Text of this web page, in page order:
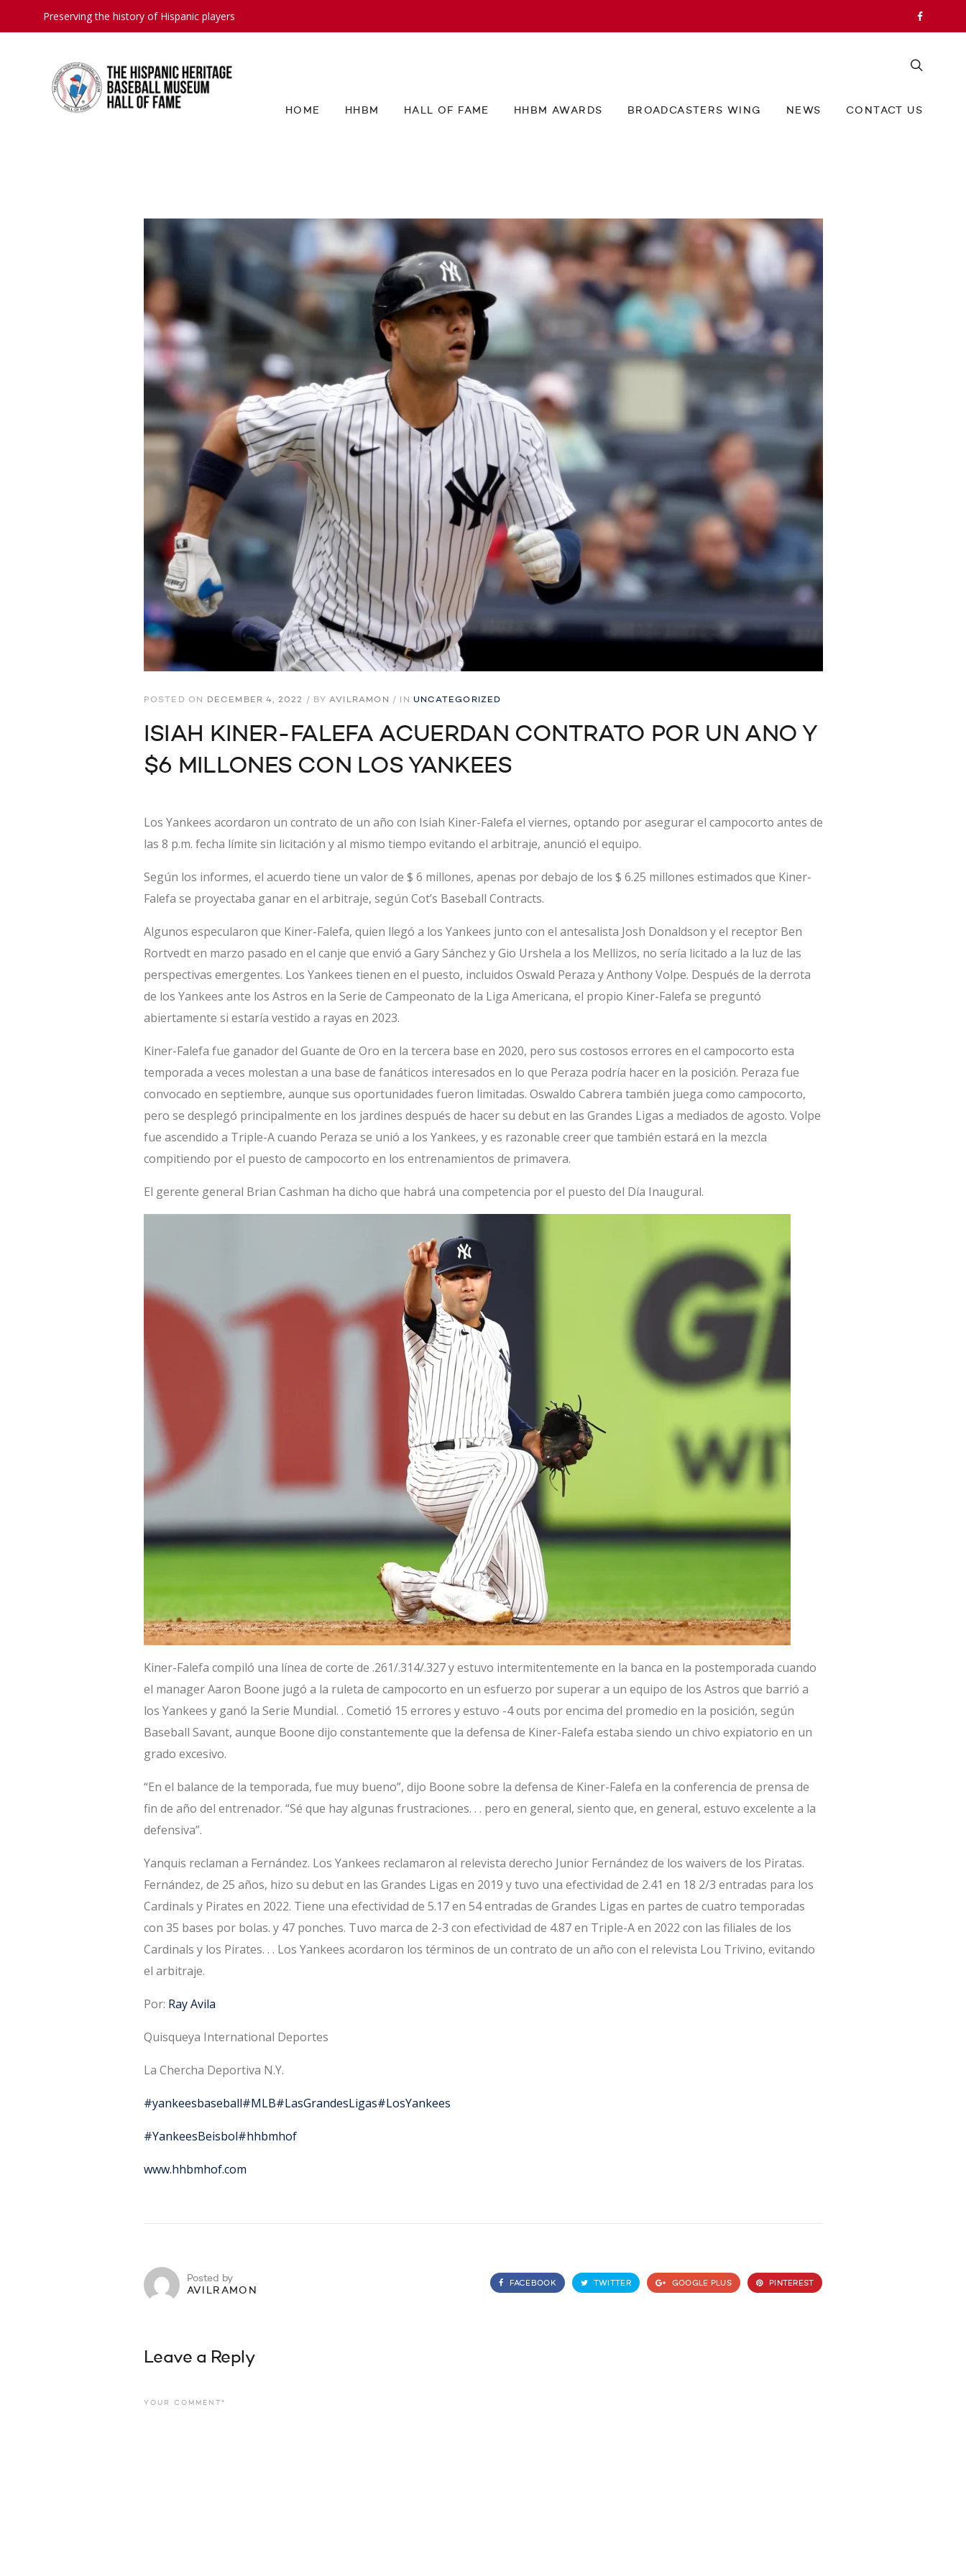
Preserving the history of Hispanic players
HOME HHBM HALL OF FAME HHBM AWARDS BROADCASTERS WING NEWS CONTACT US
POSTED ON DECEMBER 4, 2022 / BY AVILRAMON / IN UNCATEGORIZED
ISIAH KINER-FALEFA ACUERDAN CONTRATO POR UN ANO Y
$6 MILLONES CON LOS YANKEES
Los Yankees acordaron un contrato de un año con Isiah Kiner-Falefa el viernes, optando por asegurar el campocorto antes de
las 8 p.m. fecha límite sin licitación y al mismo tiempo evitando el arbitraje, anunció el equipo.
Según los informes, el acuerdo tiene un valor de $ 6 millones, apenas por debajo de los $ 6.25 millones estimados que Kiner-
Falefa se proyectaba ganar en el arbitraje, según Cot’s Baseball Contracts.
Algunos especularon que Kiner-Falefa, quien llegó a los Yankees junto con el antesalista Josh Donaldson y el receptor Ben
Rortvedt en marzo pasado en el canje que envió a Gary Sánchez y Gio Urshela a los Mellizos, no sería licitado a la luz de las
perspectivas emergentes. Los Yankees tienen en el puesto, incluidos Oswald Peraza y Anthony Volpe. Después de la derrota
de los Yankees ante los Astros en la Serie de Campeonato de la Liga Americana, el propio Kiner-Falefa se preguntó
abiertamente si estaría vestido a rayas en 2023.
Kiner-Falefa fue ganador del Guante de Oro en la tercera base en 2020, pero sus costosos errores en el campocorto esta
temporada a veces molestan a una base de fanáticos interesados en lo que Peraza podría hacer en la posición. Peraza fue
convocado en septiembre, aunque sus oportunidades fueron limitadas. Oswaldo Cabrera también juega como campocorto,
pero se desplegó principalmente en los jardines después de hacer su debut en las Grandes Ligas a mediados de agosto. Volpe
fue ascendido a Triple-A cuando Peraza se unió a los Yankees, y es razonable creer que también estará en la mezcla
compitiendo por el puesto de campocorto en los entrenamientos de primavera.
El gerente general Brian Cashman ha dicho que habrá una competencia por el puesto del Día Inaugural.
Kiner-Falefa compiló una línea de corte de .261/.314/.327 y estuvo intermitentemente en la banca en la postemporada cuando
el manager Aaron Boone jugó a la ruleta de campocorto en un esfuerzo por superar a un equipo de los Astros que barrió a
los Yankees y ganó la Serie Mundial. . Cometió 15 errores y estuvo -4 outs por encima del promedio en la posición, según
Baseball Savant, aunque Boone dijo constantemente que la defensa de Kiner-Falefa estaba siendo un chivo expiatorio en un
grado excesivo.
“En el balance de la temporada, fue muy bueno”, dijo Boone sobre la defensa de Kiner-Falefa en la conferencia de prensa de
fin de año del entrenador. “Sé que hay algunas frustraciones. . . pero en general, siento que, en general, estuvo excelente a la
defensiva”.
Yanquis reclaman a Fernández. Los Yankees reclamaron al relevista derecho Junior Fernández de los waivers de los Piratas.
Fernández, de 25 años, hizo su debut en las Grandes Ligas en 2019 y tuvo una efectividad de 2.41 en 18 2/3 entradas para los
Cardinals y Pirates en 2022. Tiene una efectividad de 5.17 en 54 entradas de Grandes Ligas en partes de cuatro temporadas
con 35 bases por bolas. y 47 ponches. Tuvo marca de 2-3 con efectividad de 4.87 en Triple-A en 2022 con las filiales de los
Cardinals y los Pirates. . . Los Yankees acordaron los términos de un contrato de un año con el relevista Lou Trivino, evitando
el arbitraje.
Por: Ray Avila
Quisqueya International Deportes
La Chercha Deportiva N.Y.
#yankeesbaseball#MLB#LasGrandesLigas#LosYankees
#YankeesBeisbol#hhbmhof
www.hhbmhof.com
Posted by
AVILRAMON
FACEBOOK TWITTER GOOGLE PLUS PINTEREST
Leave a Reply
YOUR COMMENT*